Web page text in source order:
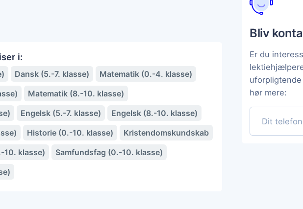
i:
Dansk (5.-7. klasse)
Matematik (0.-4. klasse)
Matematik (8.-10. klasse)
Engelsk (5.-7. klasse)
Engelsk (8.-10. klasse)
Historie (0.-10. klasse)
Kristendomskundskab
10. klasse)
Samfundsfag (0.-10. klasse)
Bliv
Er du
hør mere: